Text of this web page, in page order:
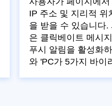
IP 주소 및 지리적 위
을 받을 수 있습니다
은 클릭베이트 메시
푸시 알림을 활성화
와 'PC가 5가지 바이